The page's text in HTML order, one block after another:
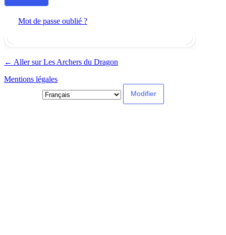
Mot de passe oublié ?
← Aller sur Les Archers du Dragon
Mentions légales